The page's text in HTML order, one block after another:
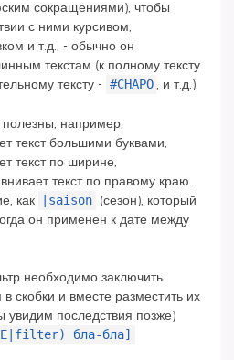
сокращениями), чтобы
с ними курсивом,
и т.д., - обычно он
текстам (к полному тексту
тексту - #CHAPO , и т.д.)
например,
текст большими буквами,
текст по ширине,
текст по правому краю.
как
|saison (сезон), который
он применен к дате между
необходимо заключить
скобки и вместе разместить их
увидим последствия позже)
бла-бла]